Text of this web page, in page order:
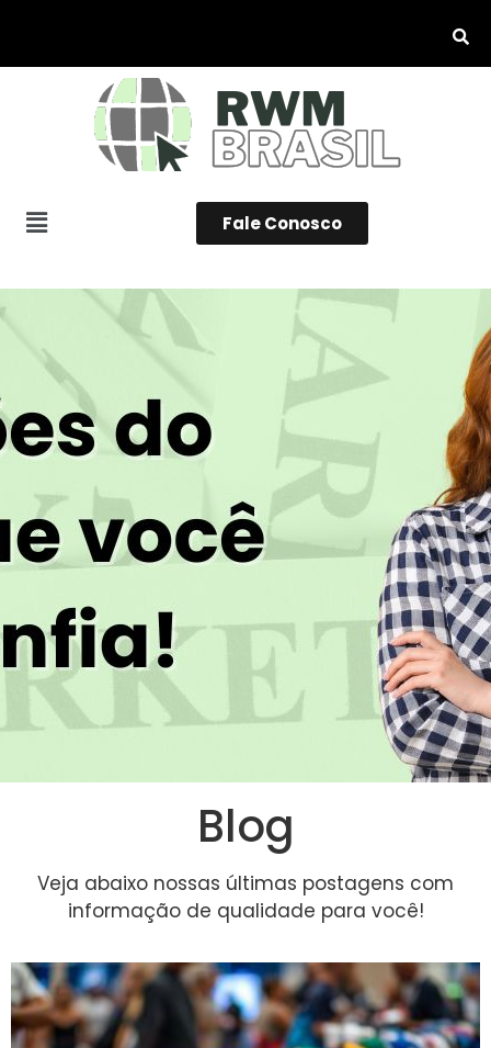
Fale Conosco
Blog
Veja abaixo nossas últimas postagens com
informação de qualidade para você!